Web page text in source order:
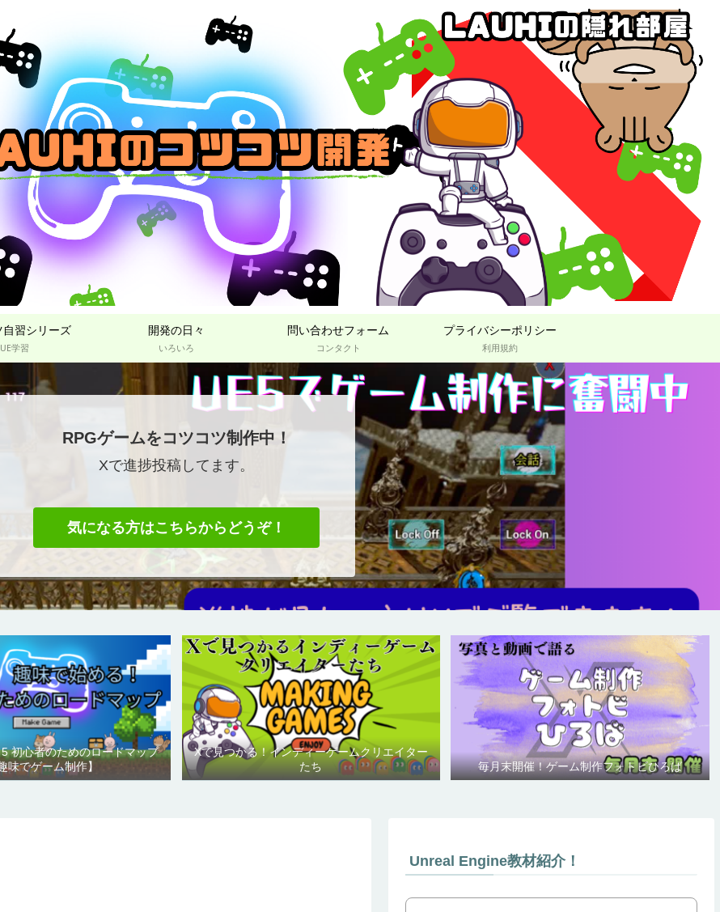
自習シリーズ
UE学習
開発の日々
いろいろ
問い合わせフォーム
コンタクト
プライバシーポリシー
利用規約
RPGゲームをコツコツ制作中！
Xで進捗投稿してます。
気になる方はこちらからどうぞ！
初心者のためのロードマップ
味でゲーム制作】
Xで見つかる！インディーゲームクリエイター
たち
毎月末開催！ゲーム制作フォトビひろば
Unreal Engine教材紹介！